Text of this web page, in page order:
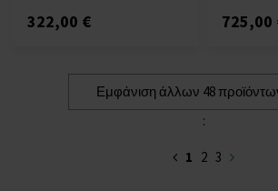
322,00 € 725,00
Εμφάνιση άλλων 48
:
1 2 3